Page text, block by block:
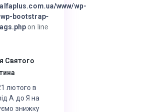
www/wp-
bootstrap-
on line
Святого
лютого в
А до Я на
знижку